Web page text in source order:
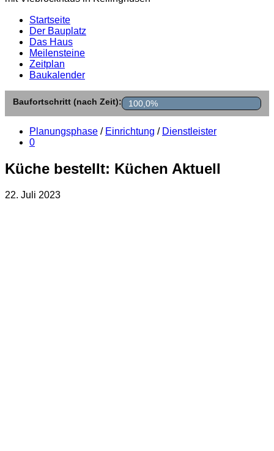
Startseite
Der Bauplatz
Das Haus
Meilensteine
Zeitplan
Baukalender
Baufortschritt (nach Zeit): 100,0%
Planungsphase / Einrichtung / Dienstleister
0
Küche bestellt: Küchen Aktuell
22. Juli 2023